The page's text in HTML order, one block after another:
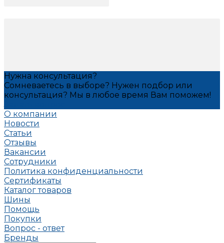
Нужна консультация?
Сомневаетесь в выборе? Нужен подбор или
консультация? Мы в любое время Вам поможем!
О компании
Новости
Статьи
Отзывы
Вакансии
Сотрудники
Политика конфиденциальности
Сертификаты
Каталог товаров
Шины
Помощь
Покупки
Вопрос - ответ
Бренды